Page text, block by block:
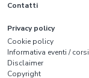
Contatti
Privacy policy
Cookie policy
Informativa eventi / corsi
Disclaimer
Copyright